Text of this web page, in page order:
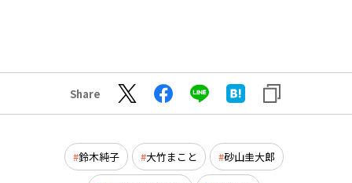
Share
鈴木純子 大竹まこと 砂山圭大郎